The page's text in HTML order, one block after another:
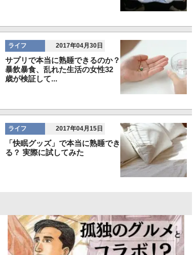
ライフ 2017年04月30日
サプリで本当に熟睡できるのか？
暴飲暴食、乱れた生活の女性32
歳が検証して...
ライフ 2017年04月15日
「快眠グッズ」で本当に熟睡でき
る？ 実際に試してみた